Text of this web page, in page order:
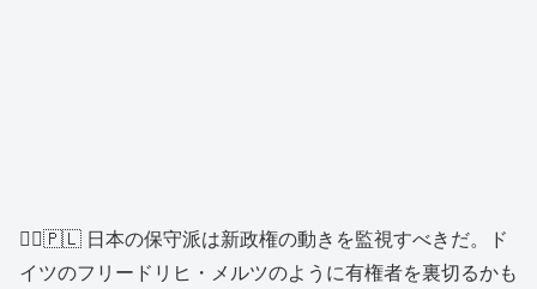
👱‍♂️🇵🇱 日本の保守派は新政権の動きを監視すべきだ。ド
イツのフリードリヒ・メルツのように有権者を裏切るかも